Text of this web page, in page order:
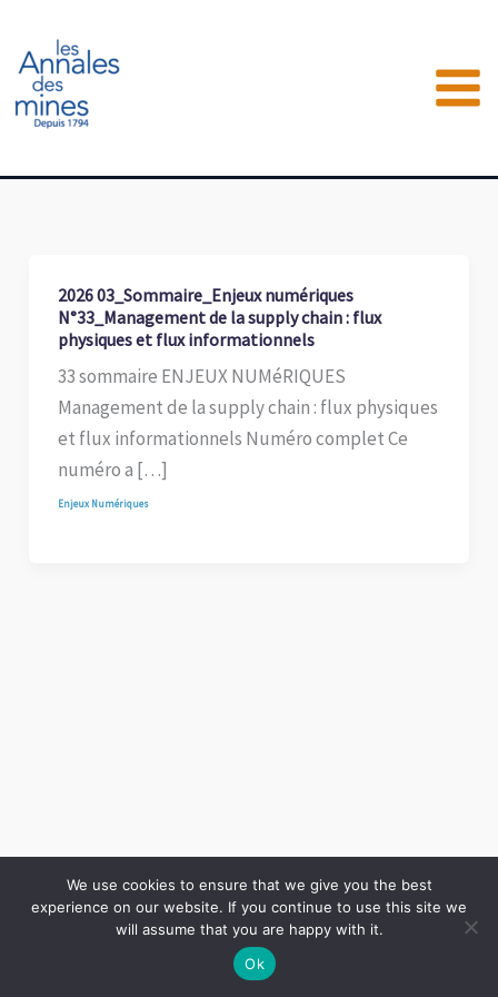
contenu
2026 03_Sommaire_Enjeux numériques
N°33_Management de la supply chain : flux
physiques et flux informationnels
33 sommaire ENJEUX NUMéRIQUES
Management de la supply chain : flux physiques
et flux informationnels Numéro complet Ce
numéro a […]
Enjeux Numériques
Copyright © 2026 LES ANNALES DES MINES | Powered by Thème WordPress Astra
We use cookies to ensure that we give you the best
experience on our website. If you continue to use this site we
will assume that you are happy with it.
Ok